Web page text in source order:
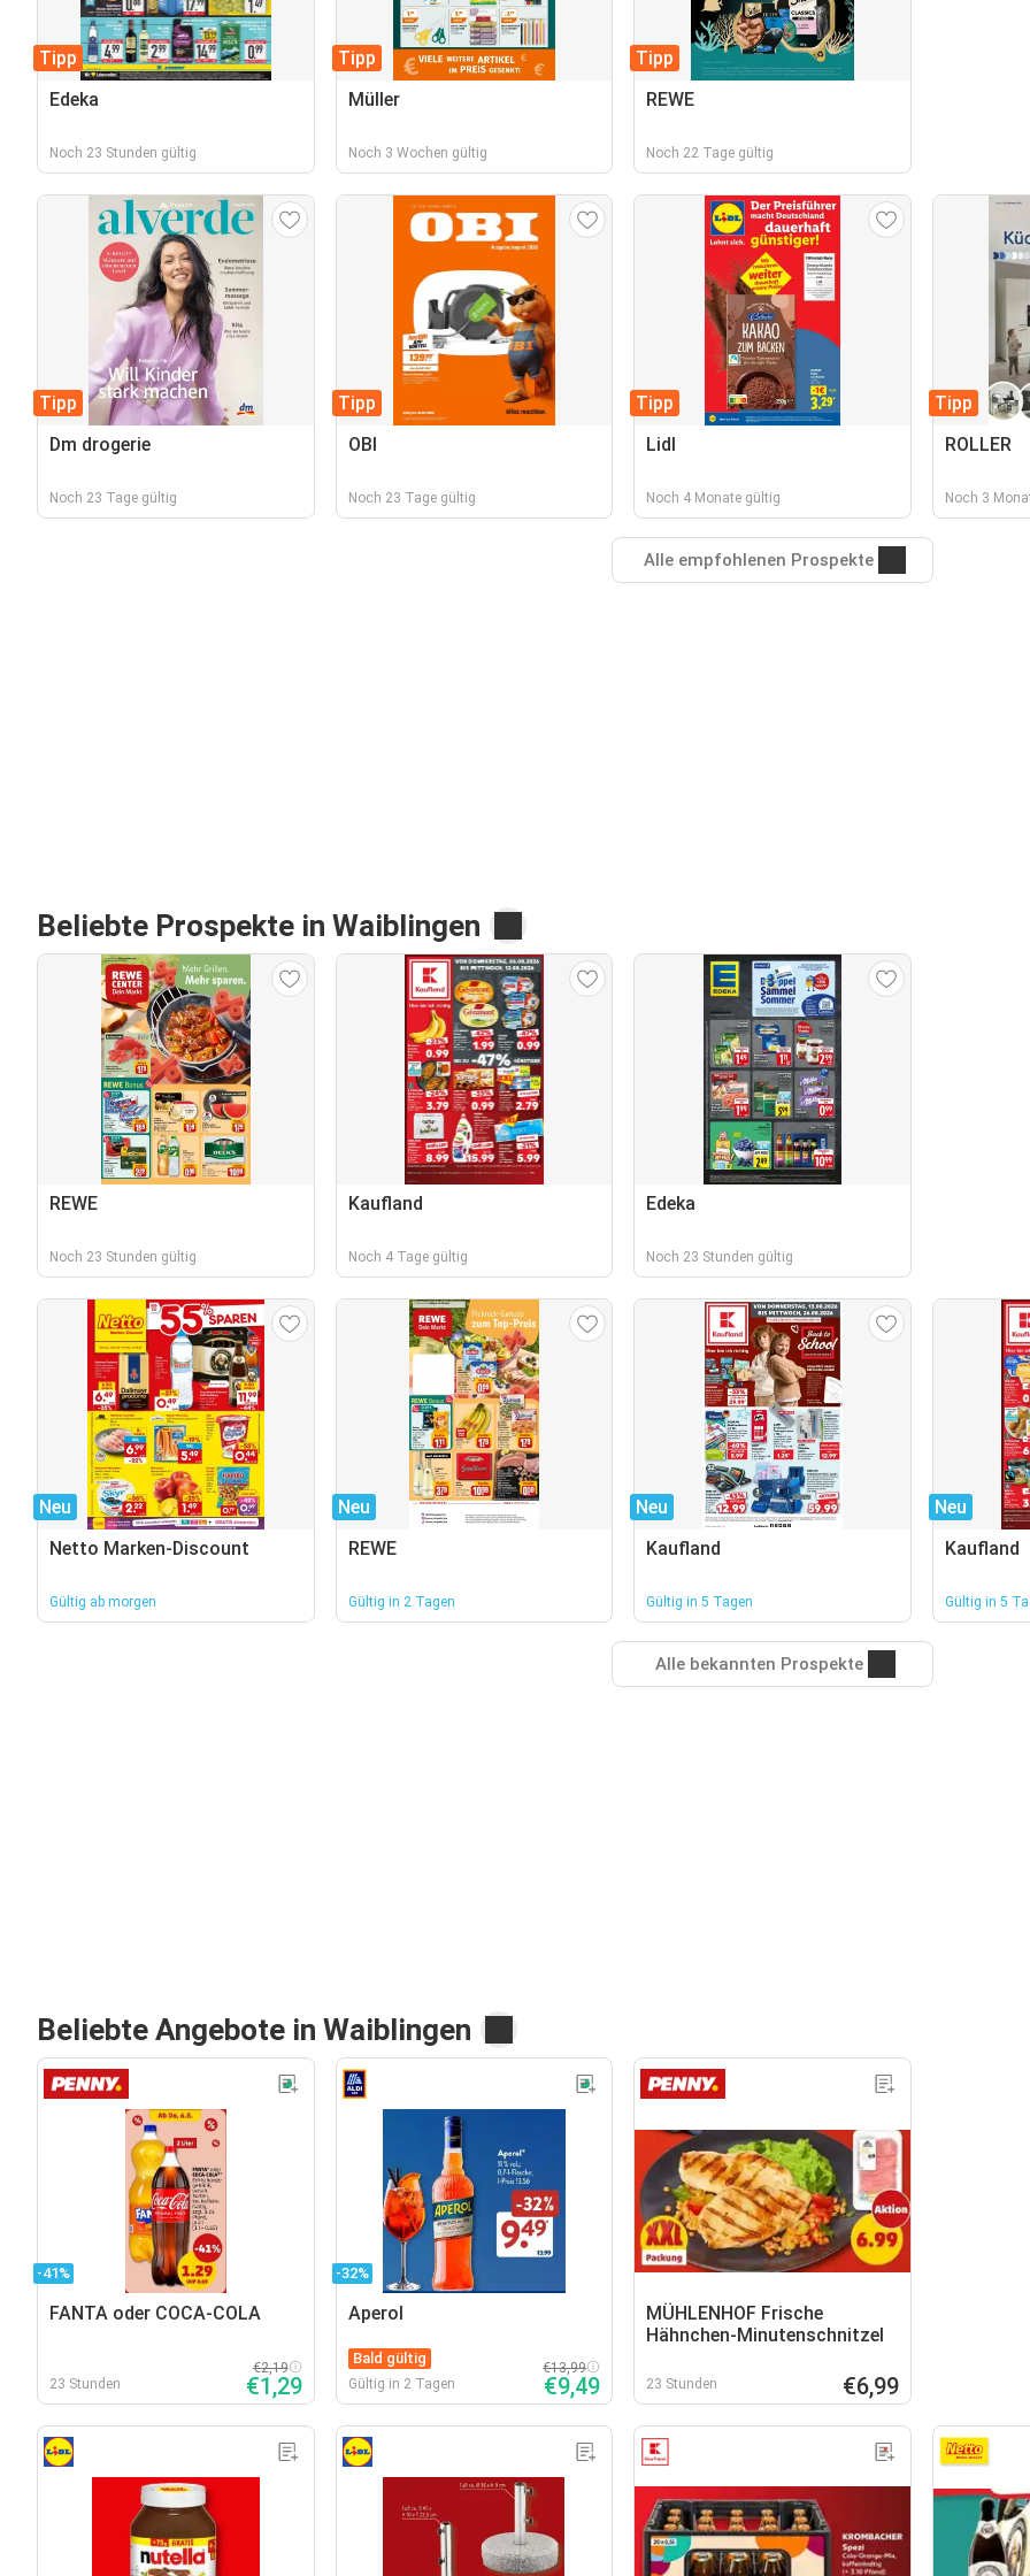
Tipp
Edeka
Noch 23 Stunden gültig
Tipp
Müller
Noch 3 Wochen gültig
Tipp
REWE
Noch 22 Tage gültig
Tipp
Dm drogerie
Noch 23 Tage gültig
Tipp
OBI
Noch 23 Tage gültig
Tipp
Lidl
Noch 4 Monate gültig
Tipp
ROLLER
Noch 3
Alle empfohlenen Prospekte
Beliebte Prospekte in Waiblingen
REWE
Noch 23 Stunden gültig
Kaufland
Noch 4 Tage gültig
Edeka
Noch 23 Stunden gültig
Neu
Netto Marken-Discount
Gültig ab morgen
Neu
REWE
Gültig in 2 Tagen
Neu
Kaufland
Gültig in 5 Tagen
Neu
Kaufland
Gültig in 5
Alle bekannten Prospekte
Beliebte Angebote in Waiblingen
-41%
FANTA oder COCA-COLA
23 Stunden
€2,19
€1,29
-32%
Aperol
Bald gültig
Gültig in 2 Tagen
€13,99
€9,49
MÜHLENHOF Frische
Hähnchen-Minutenschnitzel
23 Stunden €6,99